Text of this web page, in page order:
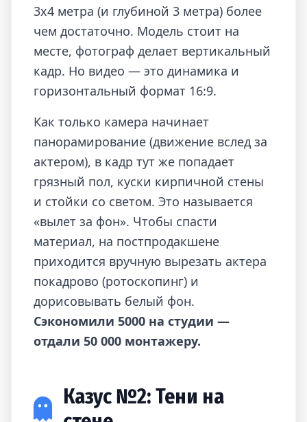
3х4 метра (и глубиной 3 метра) более
чем достаточно. Модель стоит на
месте, фотограф делает вертикальный
кадр. Но видео — это динамика и
горизонтальный формат 16:9.
Как только камера начинает
панорамирование (движение вслед за
актером), в кадр тут же попадает
грязный пол, куски кирпичной стены
и стойки со светом. Это называется
«вылет за фон». Чтобы спасти
материал, на постпродакшене
приходится вручную вырезать актера
покадрово (ротоскопинг) и
дорисовывать белый фон.
Сэкономили 5000 на студии —
отдали 50 000 монтажеру.
Казус №2: Тени на